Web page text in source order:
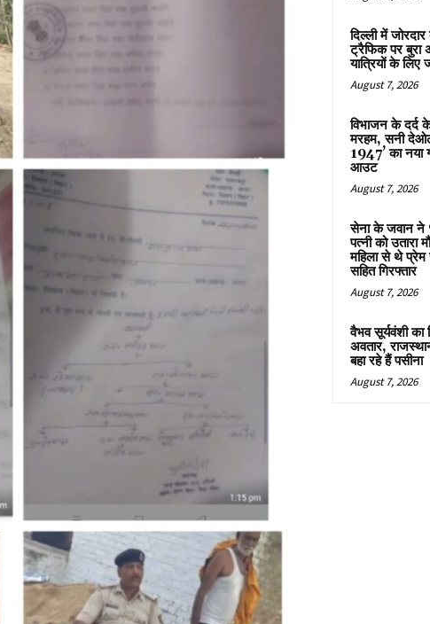
दिल्ली में
ट्रैफिक पर बुरा
यात्रियों के लिए
August 7, 2026
विभाजन के दर्द
मरहम, सनी देओल
1947’ का नया
आउट
August 7, 2026
सेना के जवान ने
पत्नी को उतारा
महिला से थे प्रेम
सहित गिरफ्तार
August 7, 2026
वैभव सूर्यवंशी
अवतार,
बहा रहे हैं पसीना
August 7, 2026